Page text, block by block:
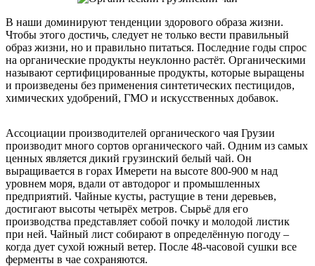
В наши доминируют тенденции здорового образа жизни.
Чтобы этого достичь, следует не только вести правильный
образ жизни, но и правильно питаться. Последние годы спрос
на органические продукты неуклонно растёт. Органическими
называют сертифицированные продукты, которые выращены
и произведены без применения синтетических пестицидов,
химических удобрений, ГМО и искусственных добавок.
Ассоциации производителей органического чая Грузии
производит много сортов органического чай. Одним из самых
ценных является дикий грузинский белый чай. Он
выращивается в горах Имерети на высоте 800-900 м над
уровнем моря, вдали от автодорог и промышленных
предприятий. Чайные кусты, растущие в тени деревьев,
достигают высоты четырёх метров. Сырьё для его
производства представляет собой почку и молодой листик
при ней. Чайный лист собирают в определённую погоду –
когда дует сухой южный ветер. После 48-часовой сушки все
ферменты в чае сохраняются.